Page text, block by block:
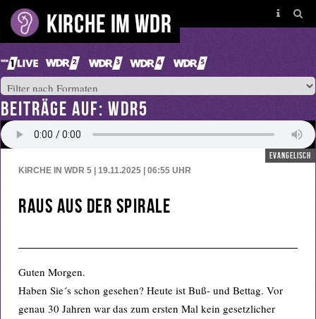
BEITRÄGE AUF: WDR5
evangelisch
KIRCHE IN WDR 5 | 19.11.2025 | 06:55 UHR
Raus aus der Spirale
Guten Morgen.
Haben Sie´s schon gesehen? Heute ist Buß- und Bettag. Vor
genau 30 Jahren war das zum ersten Mal kein gesetzlicher